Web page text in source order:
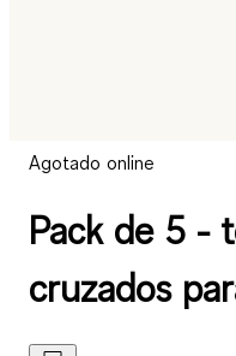
Agotado online
Pack de 5 -
cruzados